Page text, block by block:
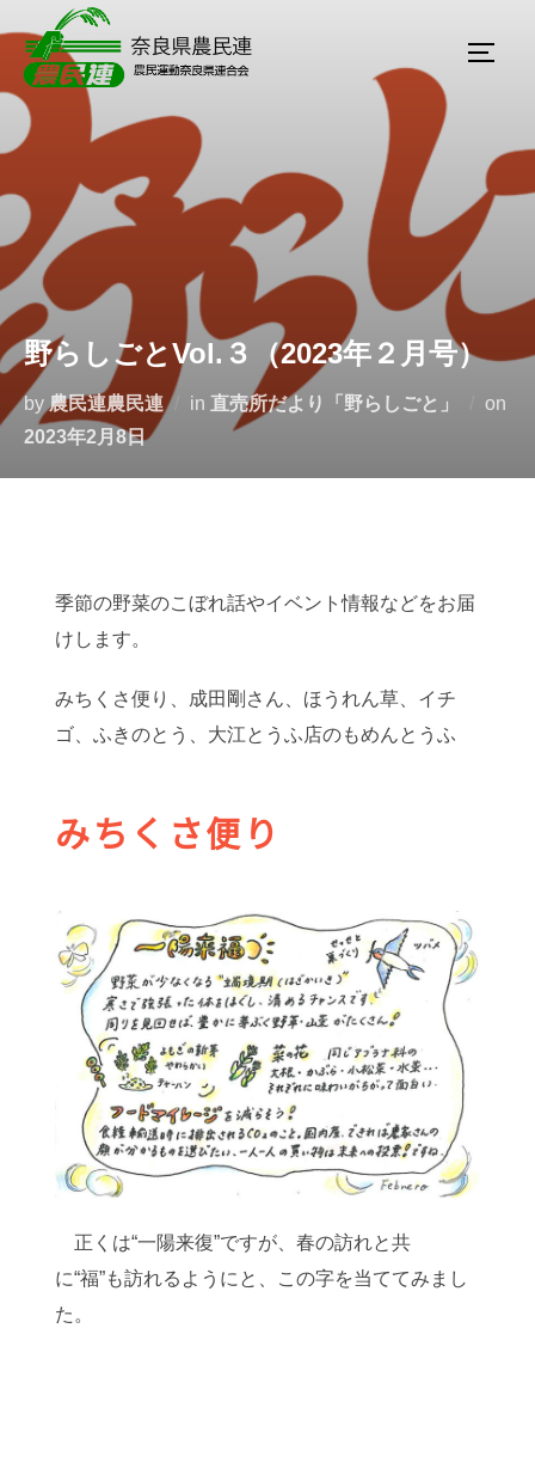
野らしごとVol.３（2023年２月号）
by 農民連農民連 in 直売所だより「野らしごと」
on
2023年2月8日
季節の野菜のこぼれ話やイベント情報などをお届
けします。
みちくさ便り、成田剛さん、ほうれん草、イチ
ゴ、ふきのとう、大江とうふ店のもめんとうふ
みちくさ便り
正くは“一陽来復”ですが、春の訪れと共
に“福”も訪れるようにと、この字を当ててみまし
た。